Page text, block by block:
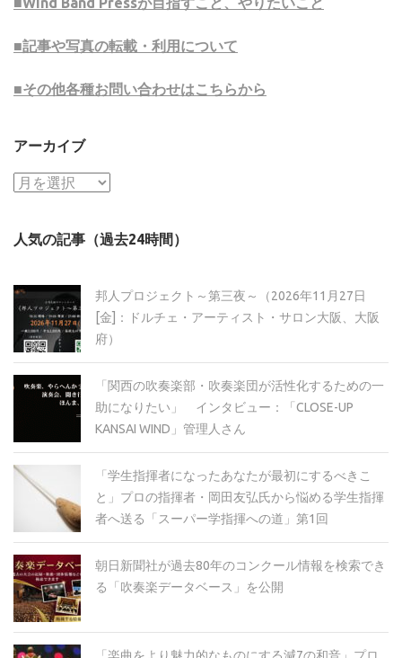
■記事や写真の転載・利用について
■その他各種お問い合わせはこちらから
アーカイブ
ア
イ
人気の記事（過去24時間）
邦人プロジェクト～第三夜～（2026年11月27日
[金]：ドルチェ・アーティスト・サロン大阪、大阪
府）
「関西の吹奏楽部・吹奏楽団が活性化するための一
助になりたい」 インタビュー：「CLOSE-UP
KANSAI WIND」管理人さん
「学生指揮者になったあなたが最初にするべきこ
と」プロの指揮者・岡田友弘氏から悩める学生指揮
者へ送る「スーパー学指揮への道」第1回
朝日新聞社が過去80年のコンクール情報を検索でき
る「吹奏楽データベース」を公開